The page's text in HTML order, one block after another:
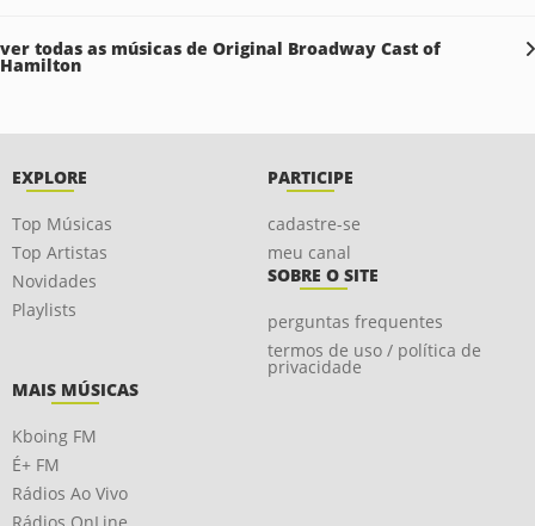
ver todas as músicas de Original Broadway Cast of
Hamilton
EXPLORE
Top Músicas
Top Artistas
Novidades
Playlists
PARTICIPE
cadastre-se
meu canal
SOBRE O SITE
perguntas frequentes
termos de uso / política de
privacidade
MAIS MÚSICAS
Kboing FM
É+ FM
Rádios Ao Vivo